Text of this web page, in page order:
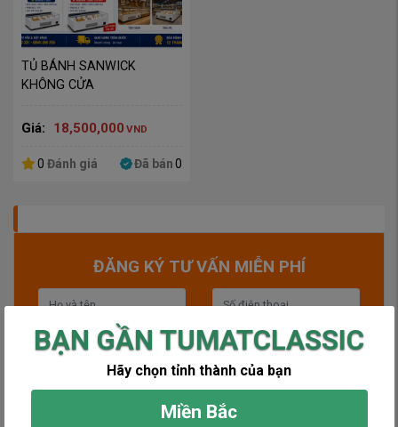
TỦ BÁNH SANWICK
KHÔNG CỬA
Giá: 18,500,000 VND
0 Đánh giá Đã bán0
ĐĂNG KÝ TƯ VẤN MIỄN PHÍ
BẠN GẦN TUMATCLASSIC
Hãy chọn tỉnh thành của bạn
Miền Bắc